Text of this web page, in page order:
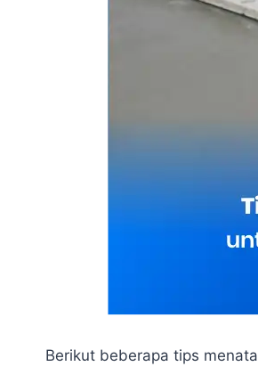
Berikut beberapa tips menata